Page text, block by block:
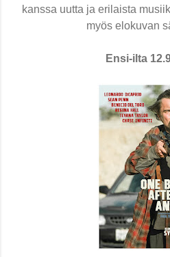
kanssa uutta ja erilaista
myös elokuvan
Ensi-ilta